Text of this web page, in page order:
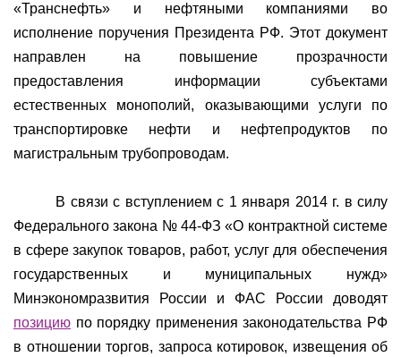
«Транснефть» и нефтяными компаниями во
исполнение поручения Президента РФ. Этот документ
направлен на повышение прозрачности
предоставления информации субъектами
естественных монополий, оказывающими услуги по
транспортировке нефти и нефтепродуктов по
магистральным трубопроводам.
В связи с вступлением с 1 января 2014 г. в силу
Федерального закона № 44-ФЗ «О контрактной системе
в сфере закупок товаров, работ, услуг для обеспечения
государственных и муниципальных нужд»
Минэкономразвития России и ФАС России доводят
позицию по порядку применения законодательства РФ
в отношении торгов, запроса котировок, извещения об